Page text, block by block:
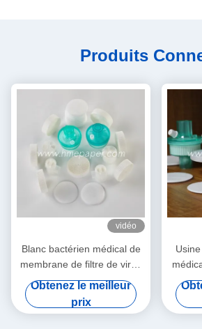
Produits
vidéo
Blanc bactérien médical de
membrane de filtre de virus
de HME
Obtenez le meilleur
prix